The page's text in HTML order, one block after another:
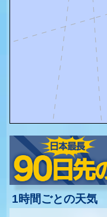
1時間ごとの天気